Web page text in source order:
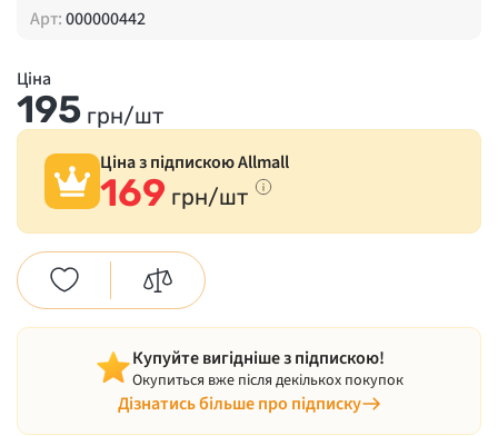
Арт:000000442
Ціна
195 грн/шт
Ціна з підпискою Allmall
169 грн/шт
Купуйте вигідніше з підпискою!
Окупиться вже після декількох покупок
Дізнатись більше про підписку